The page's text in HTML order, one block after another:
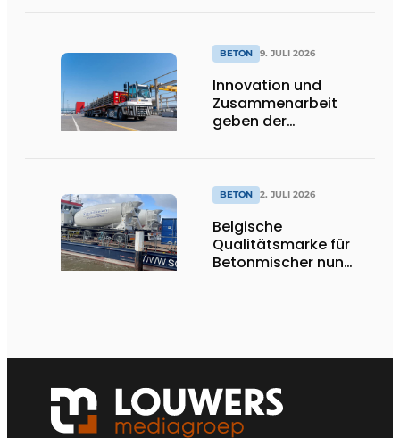
BETON 9. JULI 2026
Innovation und
Zusammenarbeit
geben der
BETON 2. JULI 2026
Belgische
Qualitätsmarke für
Betonmischer nun